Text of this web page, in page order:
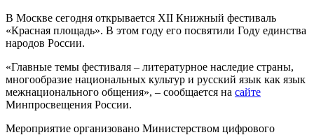
В Москве сегодня открывается XII Книжный фестиваль
«Красная площадь». В этом году его посвятили Году единства
народов России.
«Главные темы фестиваля – литературное наследие страны,
многообразие национальных культур и русский язык как язык
межнационального общения», – сообщается на сайте
Минпросвещения России.
Мероприятие организовано Министерством цифрового